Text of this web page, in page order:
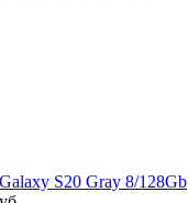
S20 Gray 8/128Gb